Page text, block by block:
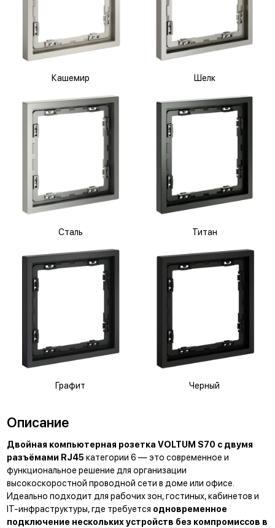
Кашемир Шелк
Сталь Титан
Графит Черный
Описание
Двойная компьютерная розетка VOLTUM S70 с двумя
разъёмами RJ45 категории 6 — это современное и
функциональное решение для организации
высокоскоростной проводной сети в доме или офисе.
Идеально подходит для рабочих зон, гостиных, кабинетов и
IT-инфраструктуры, где требуется одновременное
подключение нескольких устройств без компромиссов в